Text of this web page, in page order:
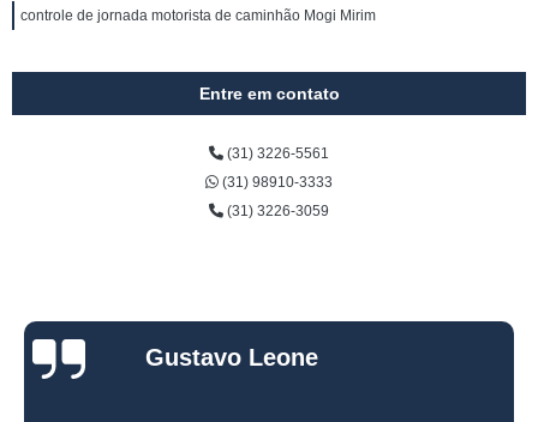
controle de jornada motorista de caminhão Mogi Mirim
Entre em contato
(31) 3226-5561
(31) 98910-3333
(31) 3226-3059
Gustavo Leone